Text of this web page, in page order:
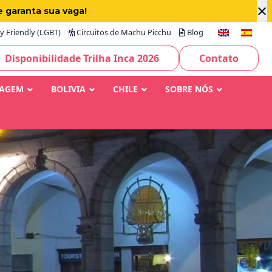
×
garanta sua vaga!
Friendly (LGBT)
Circuitos de Machu Picchu Blog
Disponibilidade Trilha Inca 2026 Contato
BOLIVIA CHILE SOBRE NÓS